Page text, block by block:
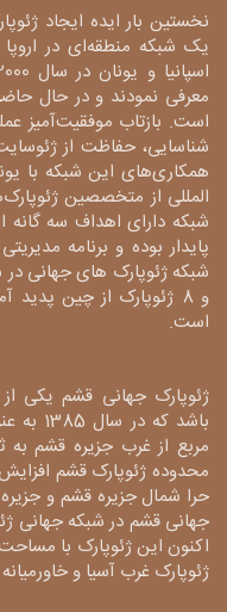
نخستین بار ایده ایجاد
یک شبکه منطقه‌ای در
است. بازتاب موفقیت‌آمیز
شناسایی، حفاظت از
همکاری‌های این شبکه با
المللی از متخصصین
شبکه دارای اهداف سه
پایدار بوده و برنامه
است.
ژئوپارک جهانی قشم یکی
محدوده ژئوپارک قشم
حرا شمال جزیره قشم و
جهانی قشم در شبکه جهانی
ژئوپارک غرب آسیا و